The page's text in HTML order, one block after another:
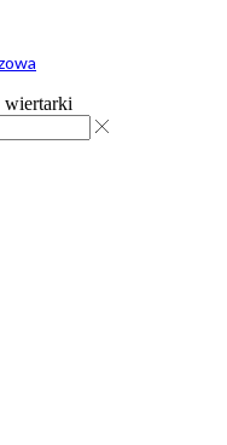
wiertarki